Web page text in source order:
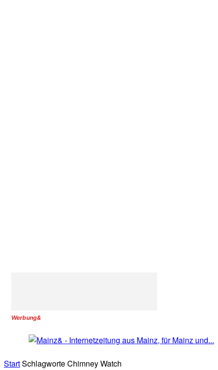
Werbung&
StartSchlagworteChimney Watch